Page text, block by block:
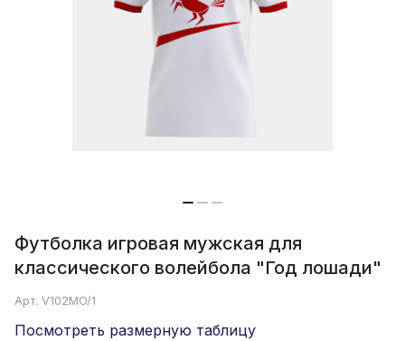
Футболка игровая мужская для
классического волейбола "Год лошади"
Арт. V102MO/1
Посмотреть размерную таблицу